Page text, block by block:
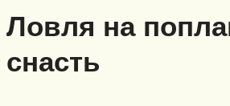
Ловля на
снасть